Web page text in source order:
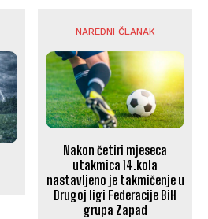
NAREDNI ČLANAK
Nakon četiri mjeseca
utakmica 14.kola
nastavljeno je takmičenje u
Drugoj ligi Federacije BiH
grupa Zapad